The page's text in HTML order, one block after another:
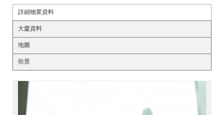
詳細物業資料
大廈資料
地圖
街景